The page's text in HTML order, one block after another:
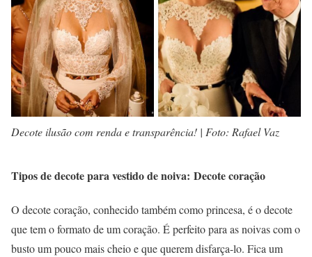
Decote ilusão com renda e transparência! | Foto: Rafael Vaz
Tipos de decote para vestido de noiva: Decote coração
O decote coração, conhecido também como princesa, é o decote
que tem o formato de um coração. É perfeito para as noivas com o
busto um pouco mais cheio e que querem disfarça-lo. Fica um